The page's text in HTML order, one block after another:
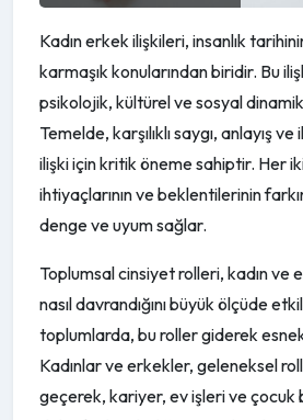
Kadın erkek ilişkileri, insanlık
karmaşık konularından biridir. Bu
psikolojik, kültürel ve sosyal
Temelde, karşılıklı saygı, anlayış ve
ilişki için kritik öneme sahiptir. Her
ihtiyaçlarının ve beklentilerinin
denge ve uyum sağlar.
Toplumsal cinsiyet rolleri, kadın ve
nasıl davrandığını büyük ölçüde
toplumlarda, bu roller giderek
Kadınlar ve erkekler, geleneksel
geçerek, kariyer, ev işleri ve çocuk